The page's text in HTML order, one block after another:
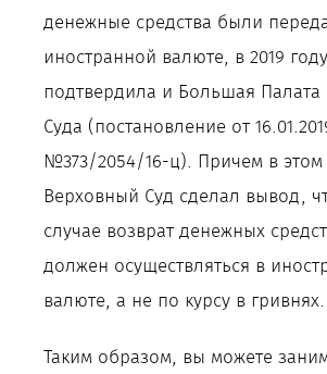
денежные средства были
иностранной валюте, в 2019 году
подтвердила и Большая Палата
Суда (постановление от
№373/2054/16-ц). Причем в этом
Верховный Суд сделал вывод,
случае возврат денежных
должен осуществляться в
валюте, а не по курсу в гривнях.
Таким образом, вы можете